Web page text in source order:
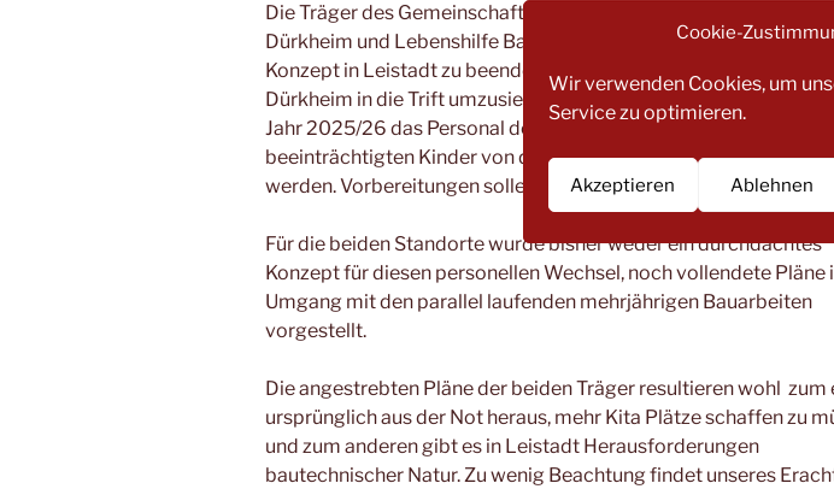
Cookie-
Wir verwenden Cookies, um
Service zu optimieren.
Akzeptieren Ablehnen
Die Träger des Gemeinschaftskindergartens Leistadt (Stadt Bad
Dürkheim und Lebenshilfe Bad Dürkheim) planen, das
Konzept in Leistadt zu beenden und in die Kita Schatzkiste nach
Dürkheim in die Trift umzusiedeln. Dabei soll ab dem
Jahr 2025/26 das Personal der beiden Kitas getauscht und die
beeinträchtigten Kinder von da an in der Kita Schatzkiste
werden. Vorbereitungen sollen bereits im Januar 2025 beginnen.
Für die beiden Standorte wurde bisher weder ein durchdachtes
Konzept für diesen personellen Wechsel, noch vollendete Pläne
Umgang mit den parallel laufenden mehrjährigen Bauarbeiten
vorgestellt.
Die angestrebten Pläne der beiden Träger resultieren wohl zum
ursprünglich aus der Not heraus, mehr Kita Plätze schaffen zu
und zum anderen gibt es in Leistadt Herausforderungen
bautechnischer Natur. Zu wenig Beachtung findet unseres